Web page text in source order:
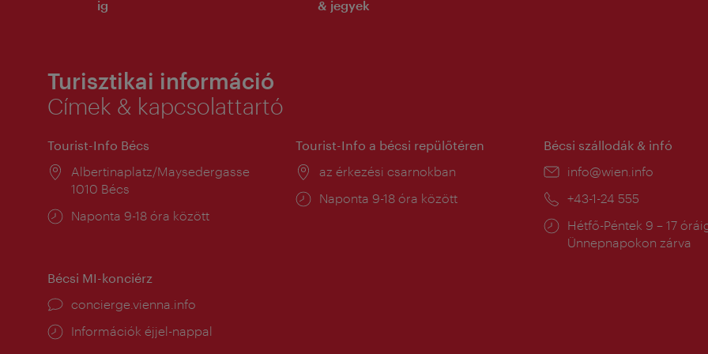
ig & jegyek
Turisztikai információ
Címek & kapcsolattartó
Tourist-Info Bécs
Helyszín:
Albertinaplatz/Maysedergasse
1010 Bécs
Nyitva
Naponta 9-18 óra között
Tourist-Info a bécsi repülőtéren
Helyszín:
az érkezési csarnokban
Nyitva
Naponta 9-18 óra között
Bécsi szállodák & infó
E-
info@wien.info
Telefon:
+43-1-24 555
Nyitva
tartás:
Hétfő-Péntek 9 – 17
Ünnepnapokon zárva
Bécsi MI-konciérz
concierge.vienna.info
Információk éjjel-nappal